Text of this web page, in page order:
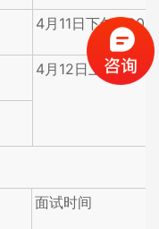
4月11日下午2:00-
4月12日上午8:30-
面试时间